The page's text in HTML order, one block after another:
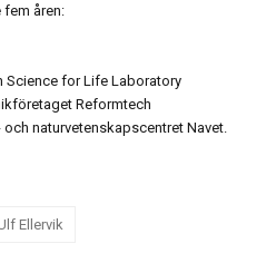
fem åren:
Science for Life Laboratory
Reformtech
naturvetenskapscentret Navet.
Ellervik